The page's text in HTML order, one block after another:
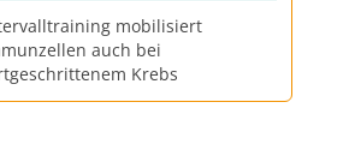
mobilisiert
auch bei
Krebs